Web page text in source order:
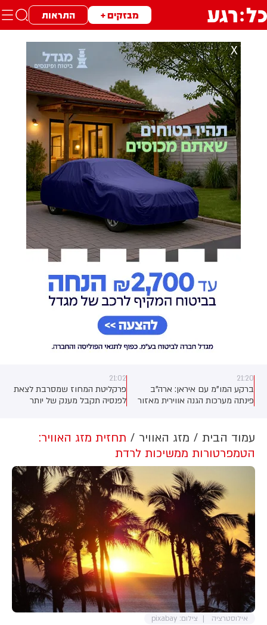
מבזקים + התראות
X
21:20
ברקע המו"מ עם איראן: ארה"ב
פינתה מערכות הגנה אווירית מאזור
עם זה לנוכח התקיפות האיראניות,
אבל לא זכינו לאוזן קשבת
21:02
פרקליטת המחוז שמסרבת לצאת
לפנסיה תקבל מענק של יותר
עמוד הבית מזג האוויר
תחזית מזג האוויר:
הטמפרטורות ממשיכות לרדת
אילוסטרציה צילום: pixabay